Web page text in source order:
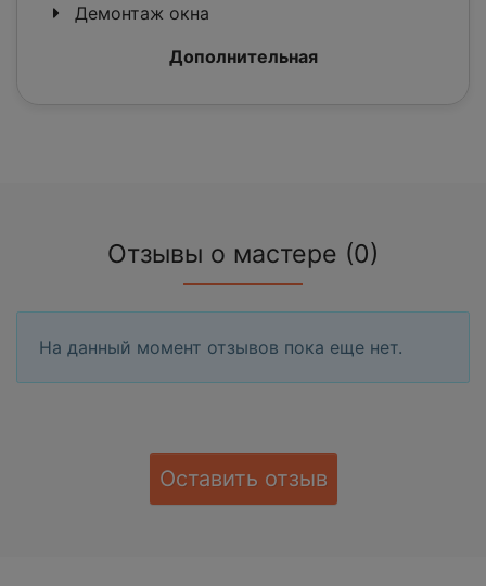
Демонтаж окна
Дополнительная
Отзывы о мастере (0)
На данный момент отзывов пока еще нет.
Оставить отзыв